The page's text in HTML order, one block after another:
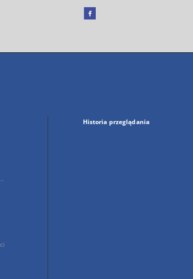
Facebook
się
Historia przeglądania